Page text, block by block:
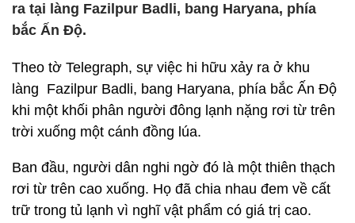
ra tại làng Fazilpur Badli, bang Haryana, phía
bắc Ấn Độ.
Theo tờ Telegraph, sự việc hi hữu xảy ra ở khu
làng Fazilpur Badli, bang Haryana, phía bắc Ấn Độ
khi một khối phân người đông lạnh nặng rơi từ trên
trời xuống một cánh đồng lúa.
Ban đầu, người dân nghi ngờ đó là một thiên thạch
rơi từ trên cao xuống. Họ đã chia nhau đem về cất
trữ trong tủ lạnh vì nghĩ vật phẩm có giá trị cao.